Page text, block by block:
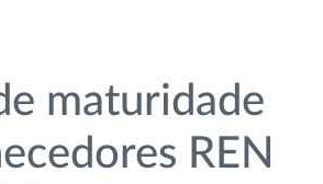
maturidade
REN